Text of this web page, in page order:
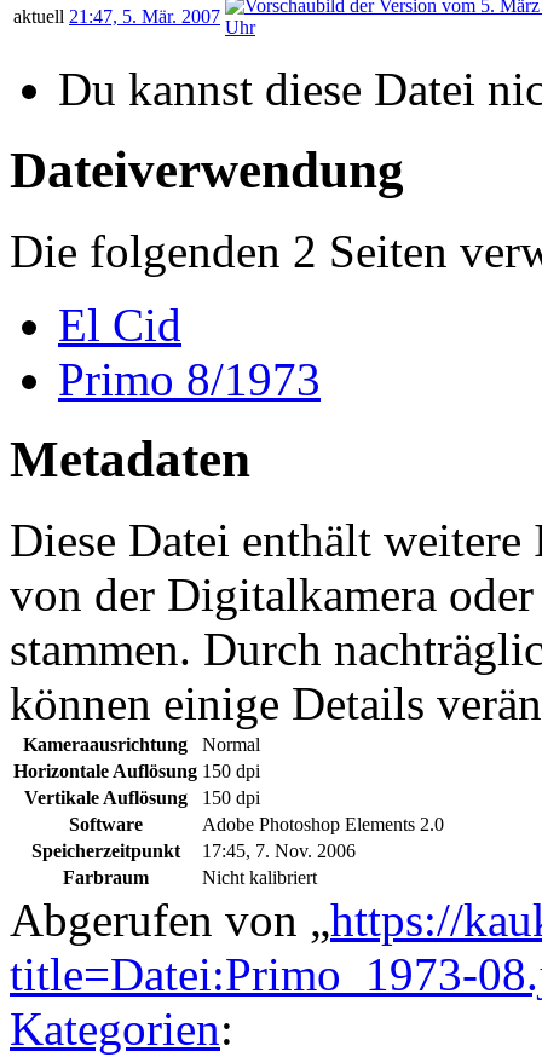
aktuell 21:47, 5. Mär. 2007
Du kannst diese Datei
Dateiverwendung
Die folgenden 2 Seiten
El Cid
Primo 8/1973
Metadaten
Diese Datei enthält
von der Digitalkamera
stammen. Durch
können einige Details
Kameraausrichtung
Normal
Horizontale Auflösung 150 dpi
Vertikale Auflösung
150 dpi
Software
Adobe Photoshop Elements 2.0
Speicherzeitpunkt
17:45, 7. Nov. 2006
Farbraum
Nicht kalibriert
Abgerufen von „https://
title=Datei:Primo_1973-
Kategorien: